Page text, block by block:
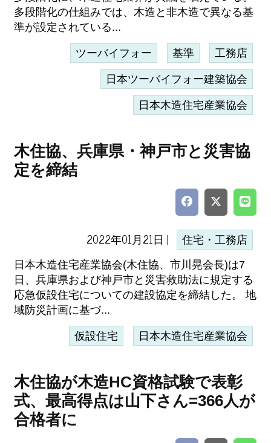
多段階化の仕組みでは、木造と非木造で異なる基
準が設定されている...
ツーバイフォー 基準 工務店
日本ツーバイフォー建築協会
日本木造住宅産業協会
木住協、兵庫県・神戸市と災害協
定を締結
2022年01月21日 | 住宅・工務店
日本木造住宅産業協会(木住協、市川晃会長)は7
日、兵庫県および神戸市と災害救助法に規定する
応急仮設住宅についての建設協定を締結した。 地
域防災計画に基づ...
仮設住宅 日本木造住宅産業協会
木住協が木造HC資格試験で表彰
式、最高得点は山下さん=366人が
合格者に